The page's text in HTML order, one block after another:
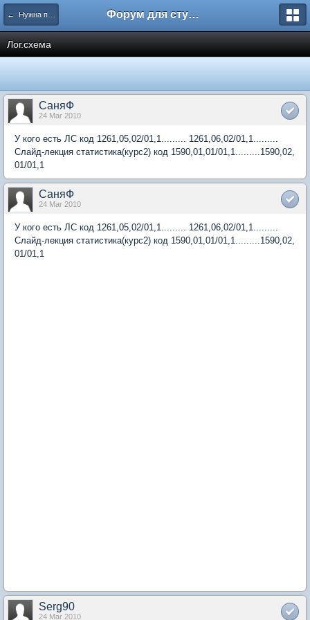
← Нужна помощь Форум для студента СГА
Лог.схема
СаняФ
24 Mar 2010
У кого есть ЛС код 1261,05,02/01,1......... 1261,06,02/01,1.........
Слайд-лекция статистика(курс2) код 1590,01,01/01,1.........1590,02,
01/01,1
СаняФ
24 Mar 2010
У кого есть ЛС код 1261,05,02/01,1......... 1261,06,02/01,1.........
Слайд-лекция статистика(курс2) код 1590,01,01/01,1.........1590,02,
01/01,1
Serg90
24 Mar 2010